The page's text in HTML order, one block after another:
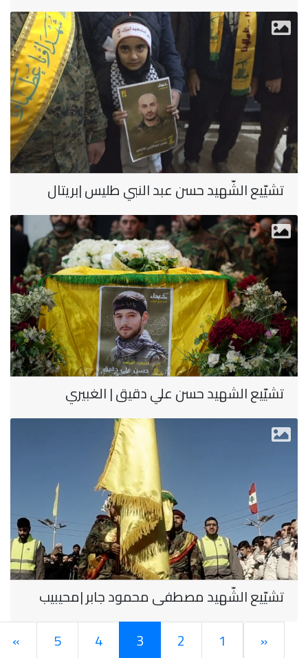
تشيّيع الشّهيد حسن عبد النبي طليس |بريتال
تشيّيع الشهيد حسن علي دقيق | الغبيري
تشيّيع الشّهيد مصطفى محمود جابر |محيبيب
«
1
2
3
4
5
»